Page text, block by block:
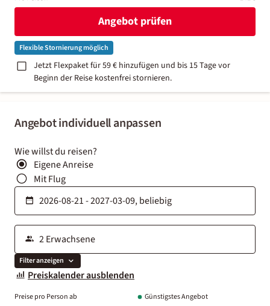
Angebot individuell anpassen
Wie willst du reisen?
Eigene Anreise
Mit Flug
Filter anzeigen
Preiskalender ausblenden
Preise pro Person ab Günstigstes Angebot
Angebot prüfen
Flexible Stornierung möglich
Jetzt Flexpaket für 59 € hinzufügen und bis 15 Tage vor
Beginn der Reise kostenfrei stornieren.